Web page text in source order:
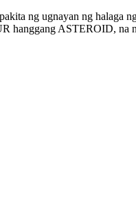
ng ugnayan ng halaga
hanggang ASTEROID, na